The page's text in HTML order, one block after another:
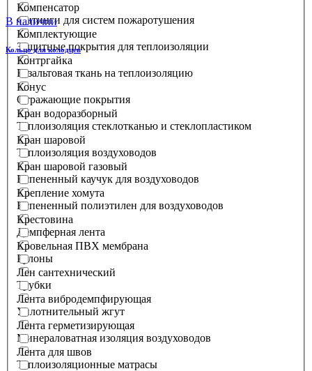
Фитинги для систем пожаротушения
Защитные покрытия для теплоизоляции
Базальтовая ткань на теплоизоляцию
Отражающие покрытия
Теплоизоляция стеклотканью и стеклопластиком
Теплоизоляция воздуховодов
Вспененный каучук для воздуховодов
Вспененный полиэтилен для воздуховодов
Демпферная лента
Рулоны
Трубки
Уплотнительный жгут
Минераловатная изоляция воздуховодов
Теплоизоляционные матрасы
Компенсатор
Комплектующие
Контргайка
Конус
Кран водоразборный
Кран шаровой
Кран шаровой газовый
Крепление хомута
Крестовина
Кровельная ПВХ мембрана
Лен сантехнический
Лента вибродемпфирующая
Лента герметизирующая
Лента для швов
В наличии
Кольцо для колодцев